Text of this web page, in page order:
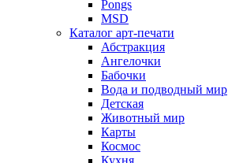
Pongs
MSD
Каталог арт-печати
Абстракция
Ангелочки
Бабочки
Вода и подводный мир
Детская
Животный мир
Карты
Космос
Кухня